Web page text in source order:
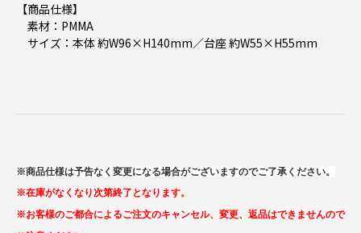
【商品仕様】
素材：PMMA
サイズ：本体 約W96×H140mm／台座 約W55×H55mm
※商品仕様は予告なく変更になる場合がございますのでご了承ください。
※在庫がなくなり次第終了となります。
※お客様のご都合によるご注文のキャンセル、変更、返品はできませんので